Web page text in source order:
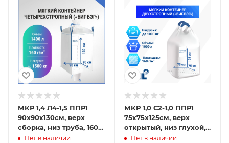
МКР 1,4 Л4-1,5 ППР1
90х90х130см, верх
сборка, низ труба, 160г/
м2Нет в наличии
МКР 1,0 С2-1,0 ППР1
75х75х125см, верх
открытый, низ глухой,
160г/м2
Нет в наличии